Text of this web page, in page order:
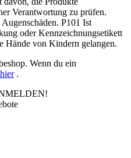
Verantwortung zu prüfen.
P101 Ist
oder Kennzeichnungsetikett
Hände von Kindern gelangen.
Wenn du ein
hier.